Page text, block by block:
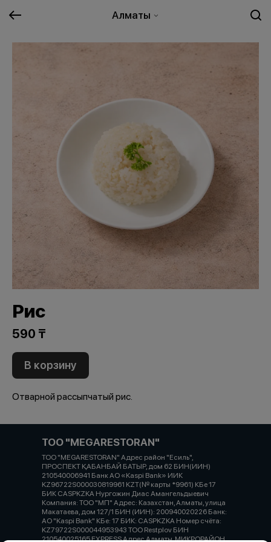
Алматы
Рис
590 ₸
В корзину
Отварной рассыпчатый рис.
ТОО "MEGARESTORAN"
ТОО "MEGARESTORAN" Адрес район "Есиль",
ПРОСПЕКТ ҚАБАНБАЙ БАТЫР, дом 62 БИН(ИИН)
210540006941 Банк АО «Kaspi Bank» ИИК
KZ96722S000030819961 KZT(№ карты *9961) КБе 17
БИК CASPKZKA Нургожин Диас Амангельдыевич
Компания: ТОО "МП" Адрес: Казахстан, Алматы, улица
Макатаева, дом 127/1 БИН (ИИН): 200940020226 Банк:
АО "Kaspi Bank" КБе: 17 БИК: CASPKZKA Номер счёта:
KZ79722S000044953943 ТОО Restplov БИН
210540025165 EXPRESS Адрес Алматы, МИКРОРАЙОН